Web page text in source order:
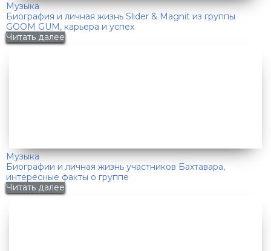
Музыка
Биография и личная жизнь Slider & Magnit из группы
GOOM GUM, карьера и успех
Читать далее
Музыка
Биографии и личная жизнь участников Бахтавара,
интересные факты о группе
Читать далее